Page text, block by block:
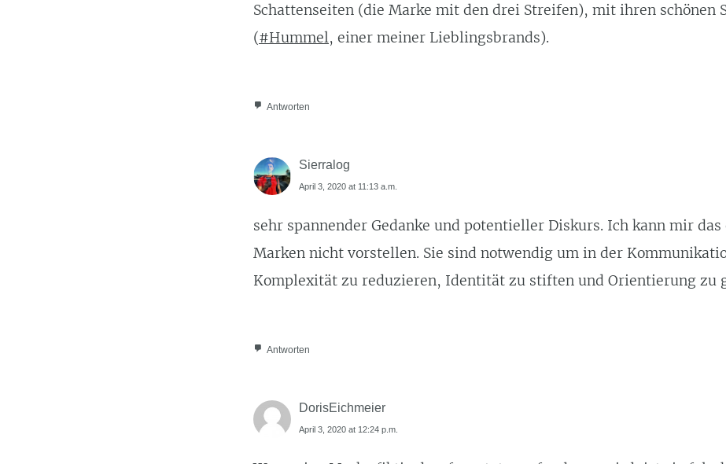
Schattenseiten (die Marke mit den drei Streifen), mit ihren schönen
(#Hummel, einer meiner Lieblingsbrands).
Antworten
Sierralog
April 3, 2020 at 11:13 a.m.
sehr spannender Gedanke und potentieller Diskurs. Ich kann mir das
Marken nicht vorstellen. Sie sind notwendig um in der
Komplexität zu reduzieren, Identität zu stiften und Orientierung zu
Antworten
DorisEichmeier
April 3, 2020 at 12:24 p.m.